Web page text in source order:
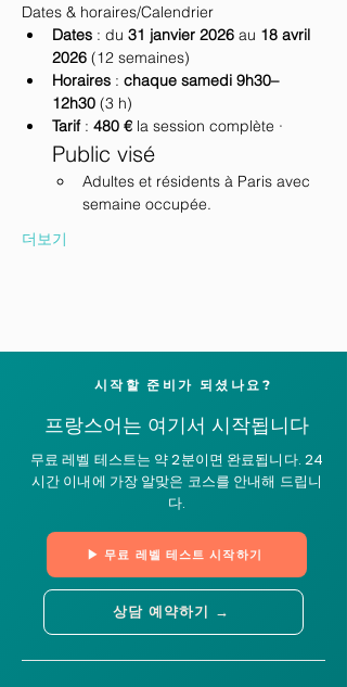
Dates & horaires/Calendrier
Dates : du 31 janvier 2026 au 18 avril
2026 (12 semaines)
Horaires : chaque samedi 9h30–
12h30 (3 h)
Tarif : 480 € la session complète ·
Public visé
Adultes et résidents à Paris avec
semaine occupée.
더보기
시작할 준비가 되셨나요?
프랑스어는 여기서 시작됩니다
무료 레벨 테스트는 약 2분이면 완료됩니다. 24
시간 이내에 가장 알맞은 코스를 안내해 드립니
다.
▶ 무료 레벨 테스트 시작하기
상담 예약하기 →